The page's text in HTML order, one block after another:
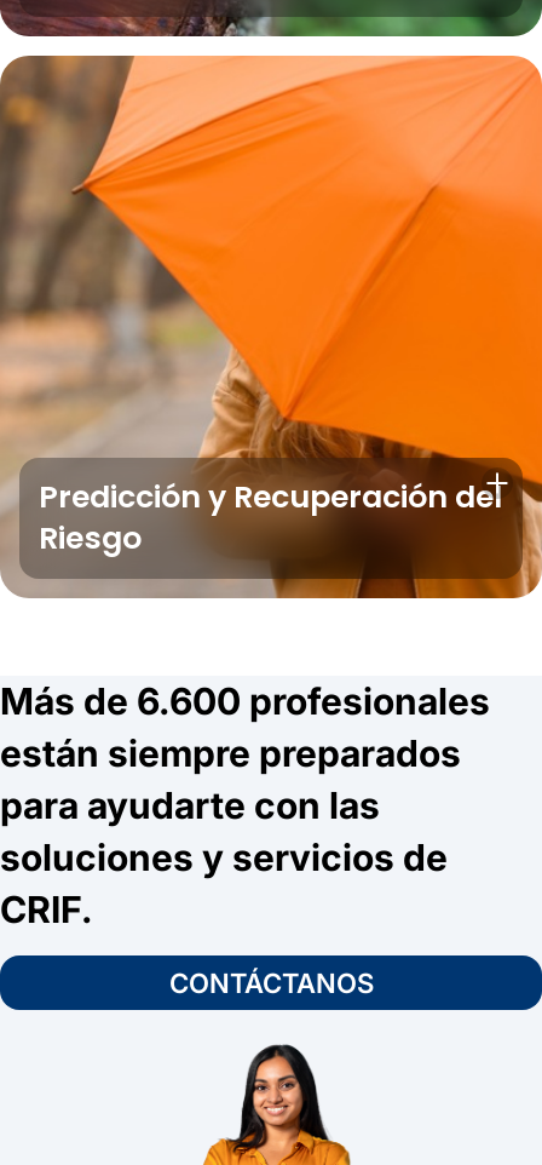
Predicción y Recuperación del
Riesgo
Más de 6.600 profesionales
están siempre preparados
para ayudarte con las
soluciones y servicios de
CRIF.
CONTÁCTANOS